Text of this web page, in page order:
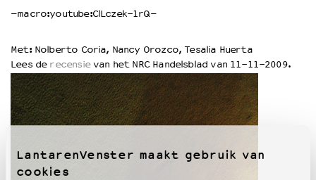
LantarenVenster maakt gebruik van
cookies
Partners
Privacyverklaring
Integriteits- en gedragscode
Duurzaamheid
Culturele boycot Israël
Ruimte voor artistieke vrijheid – VNPF
–macro:youtube:ClLczek-1rQ–
Met: Nolberto Coria, Nancy Orozco, Tesalia Huerta
Lees de recensievan het NRC Handelsblad van 11-11-2009.